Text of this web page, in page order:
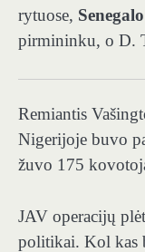
rytuose,
pirmininku, o D.
Remiantis
Nigerijoje buvo
žuvo 175
JAV operacijų
politikai. Kol kas